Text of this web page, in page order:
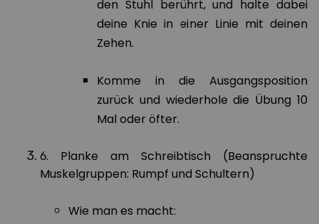
den Stuhl berührt, und halte dabei
deine Knie in einer Linie mit deinen
Zehen.
Komme in die Ausgangsposition
zurück und wiederhole die Übung 10
Mal oder öfter.
6. Planke am Schreibtisch (Beanspruchte
Muskelgruppen: Rumpf und Schultern)
Wie man es macht: